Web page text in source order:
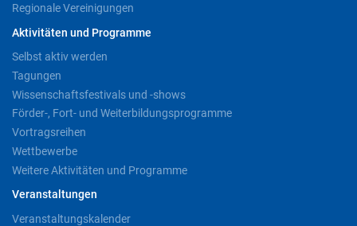
Regionale Vereinigungen
Aktivitäten und Programme
Selbst aktiv werden
Tagungen
Wissenschaftsfestivals und -shows
Förder-, Fort- und Weiterbildungsprogramme
Vortragsreihen
Wettbewerbe
Weitere Aktivitäten und Programme
Veranstaltungen
Veranstaltungskalender